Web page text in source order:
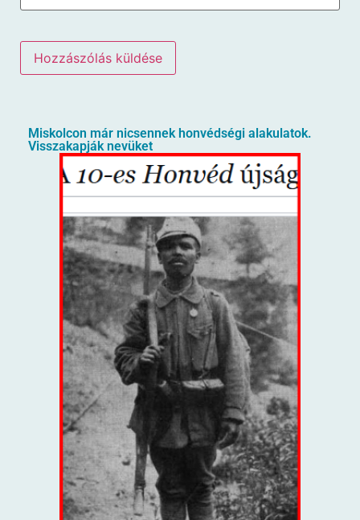
Miskolcon már nicsennek honvédségi alakulatok.
Visszakapják nevüket